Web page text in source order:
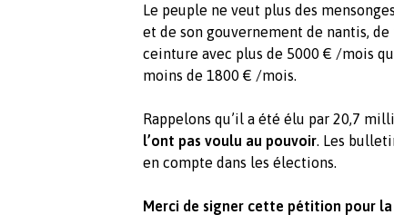
Le peuple ne veut plus des
et de son gouvernement de nantis,
ceinture avec plus de 5000 € /mois
moins de 1800 € /mois.
Rappelons qu’il a été élu par 20,7
l’ont pas voulu au pouvoir. Les
en compte dans les élections.
Merci de signer cette pétition pour